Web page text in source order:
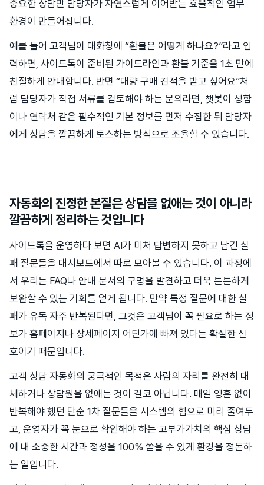
중요한 상담만 담당자가 자연스럽게 이어받는 효율적인 업무
환경이 만들어집니다.
예를 들어 고객님이 대화창에 “환불은 어떻게 하나요?”라고 입
력하면, 사이드톡이 준비된 가이드라인과 환불 기준을 1초 만에
친절하게 안내합니다. 반면 “대량 구매 견적을 받고 싶어요”처
럼 담당자가 직접 서류를 검토해야 하는 문의라면, 챗봇이 성함
이나 연락처 같은 필수적인 기본 정보를 먼저 수집한 뒤 담당자
에게 상담을 깔끔하게 토스하는 방식으로 조율할 수 있습니다.
자동화의 진정한 본질은 상담을 없애는 것이 아니라
깔끔하게 정리하는 것입니다
사이드톡을 운영하다 보면 AI가 미처 답변하지 못하고 남긴 실
패 질문들을 대시보드에서 따로 모아볼 수 있습니다. 이 과정에
서 우리는 FAQ나 안내 문서의 구멍을 발견하고 더욱 튼튼하게
보완할 수 있는 기회를 얻게 됩니다. 만약 특정 질문에 대한 실
패가 유독 자주 반복된다면, 그것은 고객님이 꼭 필요로 하는 정
보가 홈페이지나 상세페이지 어딘가에 빠져 있다는 확실한 신
호이기 때문입니다.
고객 상담 자동화의 궁극적인 목적은 사람의 자리를 완전히 대
체하거나 상담원을 없애는 것이 결코 아닙니다. 매일 영혼 없이
반복해야 했던 단순 1차 질문들을 시스템의 힘으로 미리 줄여두
고, 운영자가 꼭 눈으로 확인해야 하는 고부가가치의 핵심 상담
에 내 소중한 시간과 정성을 100% 쏟을 수 있게 환경을 정돈하
는 일입니다.